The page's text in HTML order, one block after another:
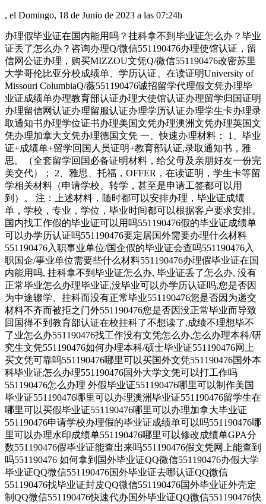
, el Domingo, 18 de Junio de 2023 a las 07:24h
办理假毕业证在国内能用吗？挂科拿不到毕业证怎么办？毕业
证丢了怎么办？咨询办理Q/微信551190476办理使馆认证，留
信网公证办理，购买MIZZOU文凭Q/微信551190476改密苏里
大学哥伦比亚分校成绩单、学历认证、在读证明University of
Missouri ColumbiaQ/薇551190476诚招留学代理假文凭办理毕
业证成绩单办理教育部认证办理大使馆认证办理留学归国证明
办理留信网认证办理留服认证办理学历认证办理学生卡办理录
取通知书办理学位证书办理美国文凭办理澳洲文凭办理英国文
凭办理加拿大文凭办理德国文凭 一、快速办理材料： 1、毕业
证+成绩单+留学回国人员证明+教育部认证,录取通知书，雅
思。（全套留学回国必备证明材料，给父母及亲朋好友一份完
美交代）； 2、雅思、托福，OFFER，在读证明，学生卡等留
学相关材料（申请学校、转学，甚至是申请工签都可以用
到）。 注：上述材料，随时都可以安排办理，毕业证成绩
单，学校，专业，学位，毕业时间都可以根据客户要求安排。
国内找工作假的毕业证可以用吗551190476假的毕业证成绩单
可以办学历认证吗551190476要定居国外需要办理什么材料
551190476入职事业单位/国企假的毕业证会查吗551190476入
职国企/事业单位需要些什么材料551190476办理假毕业证在国
内能用吗, 挂科拿不到毕业证怎么办, 毕业证丢了怎么办, 没有
正常毕业怎么办理毕业证,没毕业可以办学历认证吗,您是否因
为中途辍学、挂科而没有正常毕业551190476您是否因为递交
材料不齐而被拒之门外551190476您是否因没正常毕业而导致
回国得不到教育部认证在校挂科了不想读了,成绩不理想毕不
了业怎么办551190476找工作没有文凭怎么办,怎么办理本科/研
究生文凭551190476如何办理本科/硕士毕业证551190476网上
买文凭可靠吗551190476哪里可以买国外文凭551190476国外本
科毕业证怎么办理551190476国外大学文凭可以打工作吗
551190476怎么办理 外假毕业证551190476哪里可以制作美国
毕业证551190476哪里可以办理澳洲毕业证551190476留学生在
哪里可以买假毕业证551190476哪里可以办理加拿大毕业证
551190476申请学校办理假的毕业证成绩单可以吗551190476哪
里可以办理水印成绩单551190476哪里可以修改成绩单GPA分
数551190476假毕业证能查出来吗551190476假文凭网上能查到
吗551190476 如何拿到国外毕业证QQ微信551190476办假大学
毕业证QQ微信551190476国外毕业证去哪认证QQ微信
551190476找毕业证封皮QQ微信551190476国外毕业证外壳定
制QQ微信551190476快速代办国外毕业证QQ微信551190476快